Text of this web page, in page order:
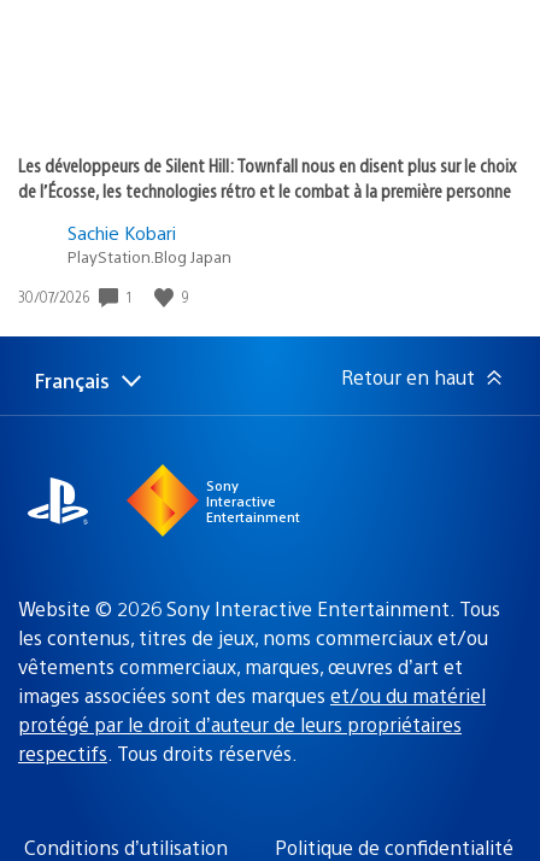
Les développeurs de Silent Hill: Townfall nous en disent plus sur le choix
de l’Écosse, les technologies rétro et le combat à la première personne
Sachie Kobari
PlayStation.Blog Japan
Date
publication
30/07/2026 1 9
Choisir
Région
Français Retour en haut
Sony
Interactive
Entertainment
Website © 2026 Sony Interactive Entertainment. Tous
les contenus, titres de jeux, noms commerciaux et/ou
vêtements commerciaux, marques, œuvres d’art et
images associées sont des marques et/ou du matériel
protégé par le droit d’auteur de leurs propriétaires
respectifs. Tous droits réservés.
Conditions d’utilisation Politique de confidentialité